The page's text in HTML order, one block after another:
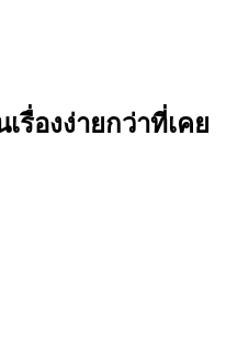
รื่องง่ายกว่าที่เคย